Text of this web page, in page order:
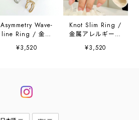
Asymmetry Wave-
line Ring / 金属
アレルギー対応
¥3,520
Knot Slim Ring /
金属アレルギー対
応
¥3,520